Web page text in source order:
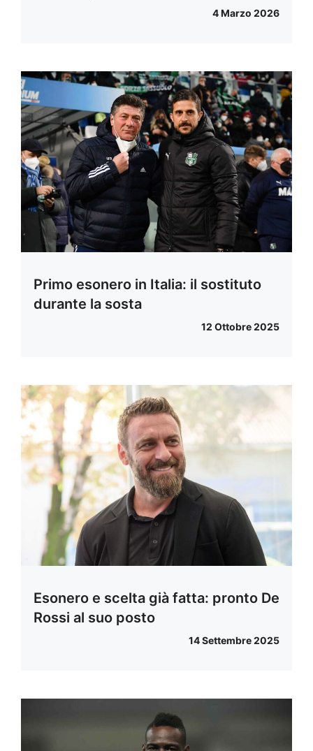
4 Marzo 2026
Primo esonero in Italia: il sostituto
durante la sosta
12 Ottobre 2025
Esonero e scelta già fatta: pronto De
Rossi al suo posto
14 Settembre 2025